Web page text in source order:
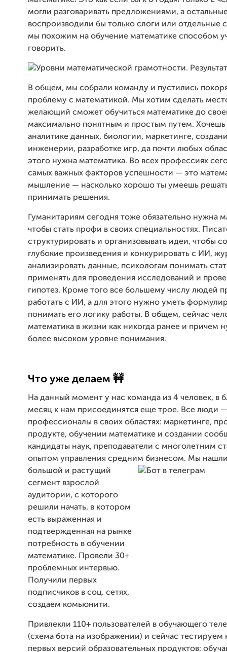
могли разговаривать предложениями, а
воспроизводили бы только слоги или отдельные
мы похожим на обучение математике способом
говорить.
В общем, мы собрали команду и пустились
проблему с математикой. Мы хотим сделать
желающий сможет обучиться математике до
максимально понятным и простым путем. Хочешь
аналитике данных, биологии, маркетинге,
инженерии, разработке игр, да почти любых
этого нужна математика. Во всех профессиях
самых важных факторов успешности — это
мышление — насколько хорошо ты умеешь
принимать решения.
Гуманитариям сегодня тоже обязательно нужна
чтобы стать профи в своих специальностях.
структурировать и организовывать идеи, чтобы
глубокие произведения и конкурировать с ИИ,
анализировать данные, психологам понимать
применять для проведения исследований и
гипотез. Кроме того все большему числу людей
работать с ИИ, а для этого нужно уметь
понимать его логику работы. В общем, сейчас
математика в жизни как никогда ранее и причем
более высоком уровне понимания.
Что уже делаем 🚧
На данный момент у нас команда из 4 человек, в
месяц к нам присоединятся еще трое. Все люди —
профессионалы в своих областях: маркетинге,
продукте, обучении математике и создании
кандидаты наук, преподаватели с многолетним
опытом управления средним бизнесом. Мы
большой и растущий
сегмент взрослой
аудитории, с которого
решили начать, в котором
есть выраженная и
подтвержденная на рынке
потребность в обучении
математике. Провели 30+
проблемных интервью.
Получили первых
подписчиков в соц. сетях,
создаем комьюнити.
Привлекли 110+ пользователей в обучающего
(схема бота на изображении) и сейчас тестируем
первых версий образовательных продуктов: